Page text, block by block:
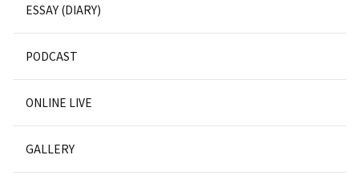
ESSAY (DIARY)
PODCAST
ONLINE LIVE
GALLERY